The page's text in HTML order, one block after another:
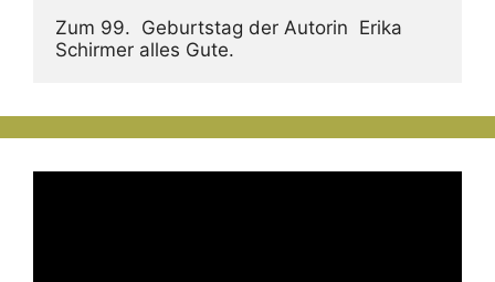
Zum 99.  Geburtstag der Autorin  Erika
Schirmer alles Gute.